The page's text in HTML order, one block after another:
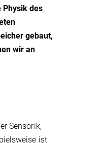
des
gebaut,
wir an
Sensorik,
ist